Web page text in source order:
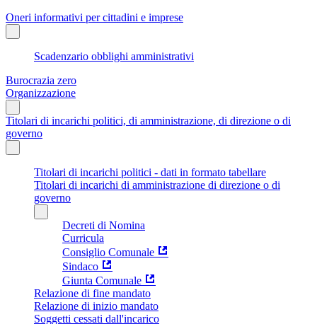
Oneri informativi per cittadini e imprese
Scadenzario obblighi amministrativi
Burocrazia zero
Organizzazione
Titolari di incarichi politici, di amministrazione, di direzione o di
governo
Titolari di incarichi politici - dati in formato tabellare
Titolari di incarichi di amministrazione di direzione o di
governo
Decreti di Nomina
Curricula
Consiglio Comunale
Sindaco
Giunta Comunale
Relazione di fine mandato
Relazione di inizio mandato
Soggetti cessati dall'incarico